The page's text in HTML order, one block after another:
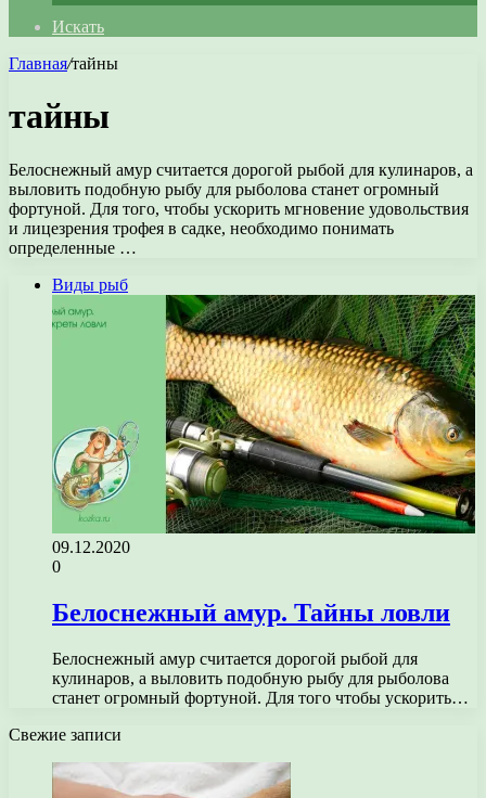
Искать
Главная/тайны
тайны
Белоснежный амур считается дорогой рыбой для кулинаров, а
выловить подобную рыбу для рыболова станет огромный
фортуной. Для того, чтобы ускорить мгновение удовольствия
и лицезрения трофея в садке, необходимо понимать
определенные …
Виды рыб
09.12.2020
0
Белоснежный амур. Тайны ловли
Белоснежный амур считается дорогой рыбой для
кулинаров, а выловить подобную рыбу для рыболова
станет огромный фортуной. Для того чтобы ускорить…
Свежие записи